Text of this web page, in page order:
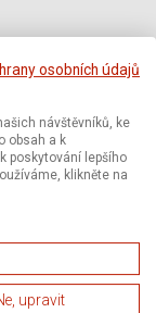
osobních údajů
návštěvníků, ke
obsah a k
poskytování lepšího
klikněte na
upravit